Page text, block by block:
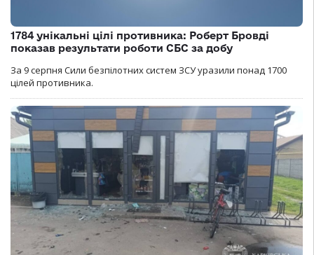
1784 унікальні цілі противника: Роберт Бровді
показав результати роботи СБС за добу
За 9 серпня Сили безпілотних систем ЗСУ уразили понад 1700
цілей противника.